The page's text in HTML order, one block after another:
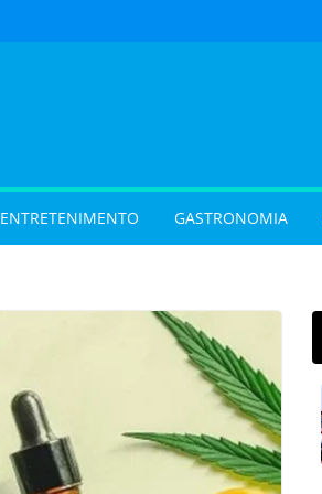
ENTRETENIMENTO GASTRONOMIA